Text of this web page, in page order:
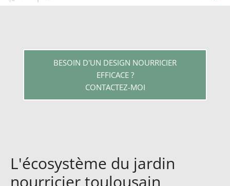
BESOIN D'UN DESIGN NOURRICIER
EFFICACE ?
CONTACTEZ-MOI
L'écosystème du jardin
nourricier toulousain